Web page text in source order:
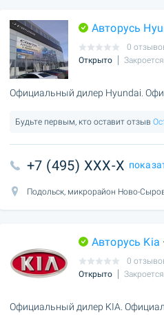
Авторусь
0
Открыто
Официальный дилер Hyundai.
Будьте первым, кто оставит отзыв
+7 (495) XXX-X
Подольск, микрорайон Ново-
Авторусь Kia
0
Открыто
Официальный дилер KIA.